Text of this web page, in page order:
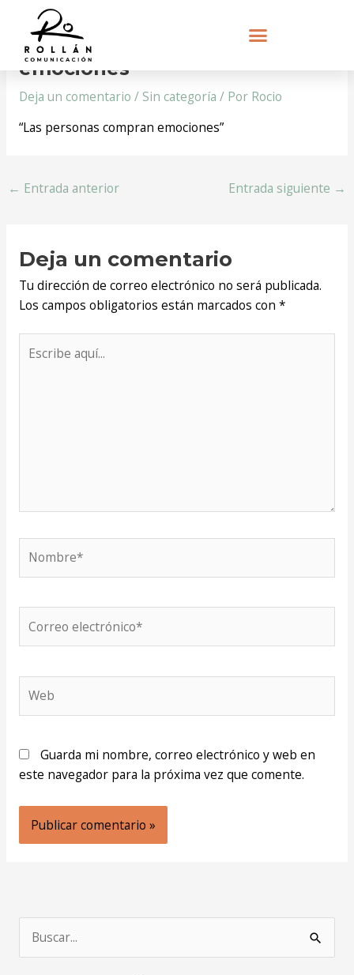
“Las personas compran
emociones”
Deja un comentario / Sin categoría / Por Rocio
“Las personas compran emociones”
Navegación
entradas
← Entrada anterior Entrada siguiente →
Deja un comentario
Tu dirección de correo electrónico no será publicada.
Los campos obligatorios están marcados con *
aquí...
electrónico*
Guarda mi nombre, correo electrónico y web en
este navegador para la próxima vez que comente.